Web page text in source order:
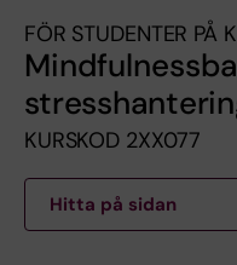
FÖR STUDENTER PÅ
KURSKOD 2XX077
Hitta på sidan